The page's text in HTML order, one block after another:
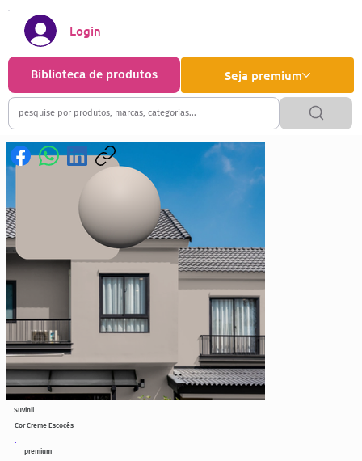
Seja premium
Biblioteca de produtos
Login
premium
Cor Creme Escocês
Suvinil